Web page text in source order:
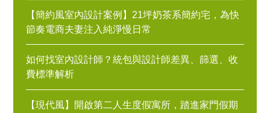
【簡約風室內設計案例】21坪奶茶系簡約宅，為快
節奏電商夫妻注入純淨慢日常
如何找室內設計師？統包與設計師差異、篩選、收
費標準解析
【現代風】開啟第二人生度假寓所，踏進家門假期